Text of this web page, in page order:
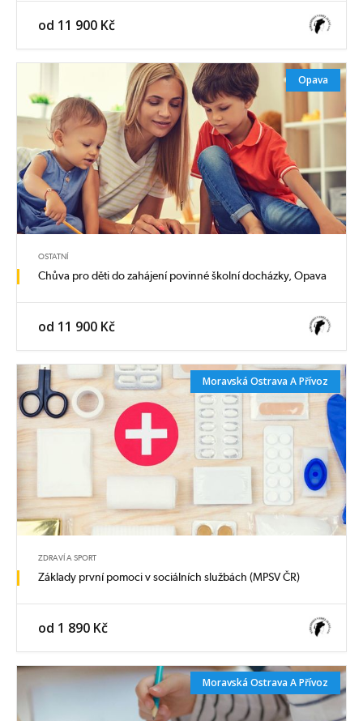
od 11 900 Kč
Opava
OSTATNÍ
Chůva pro děti do zahájení povinné školní docházky, Opava
od 11 900 Kč
Moravská Ostrava A Přívoz
ZDRAVÍ A SPORT
Základy první pomoci v sociálních službách (MPSV ČR)
od 1 890 Kč
Moravská Ostrava A Přívoz